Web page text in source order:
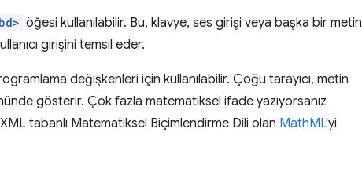
öğesi kullanılabilir. Bu, klavye, ses girişi veya başka bir metin
girişini temsil eder.
değişkenleri için kullanılabilir. Çoğu tarayıcı, metin
gösterir. Çok fazla matematiksel ifade yazıyorsanız
tabanlı Matematiksel Biçimlendirme Dili olan MathML'yi